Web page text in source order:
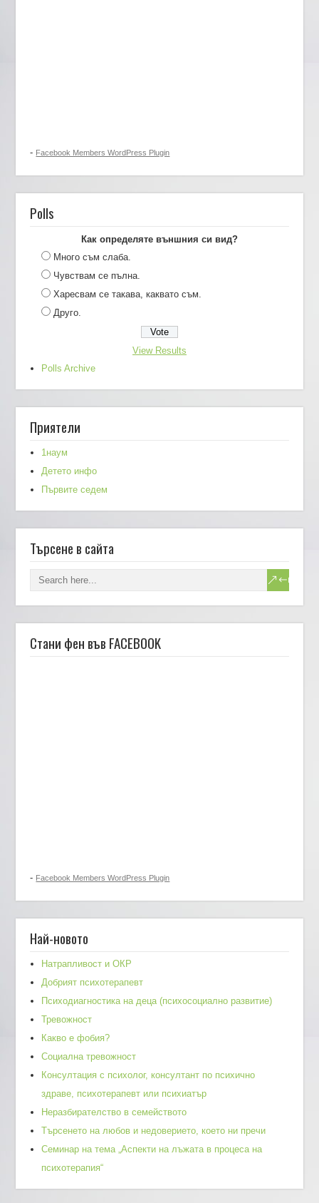
- Facebook Members WordPress Plugin
Polls
Как определяте външния си вид?
Много съм слаба.
Чувствам се пълна.
Харесвам се такава, каквато съм.
Друго.
View Results
Polls Archive
Приятели
1наум
Детето инфо
Първите седем
Търсене в сайта
Стани фен във FACEBOOK
- Facebook Members WordPress Plugin
Най-новото
Натрапливост и ОКР
Добрият психотерапевт
Психодиагностика на деца (психосоциално развитие)
Тревожност
Какво е фобия?
Социална тревожност
Консултация с психолог, консултант по психично
здраве, психотерапевт или психиатър
Неразбирателство в семейството
Търсенето на любов и недоверието, което ни пречи
Семинар на тема „Аспекти на лъжата в процеса на
психотерапия“